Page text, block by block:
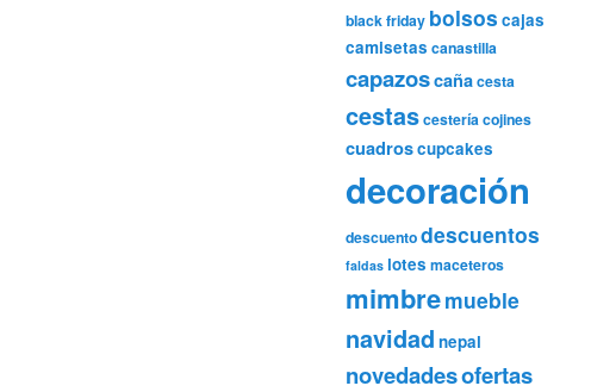
black friday bolsos cajas
camisetas canastilla
capazoscañacesta
cestascesteríacojines
cuadroscupcakes
decoración
descuentodescuentos
faldas lotes maceteros
mimbremueble
navidad nepal
novedadesofertas